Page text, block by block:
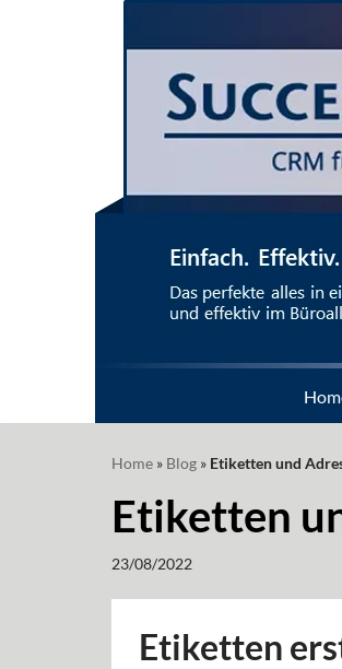
Home » Blog » Etiketten und
Etiketten
23/08/2022
Etiketten